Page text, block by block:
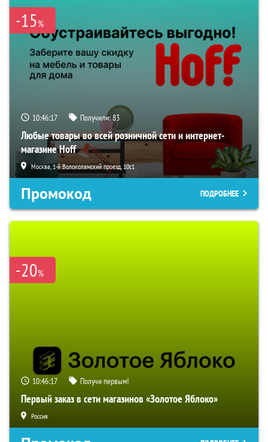
-15%
10:46:16 Получили:83
Любые товары во всей розничной сети и интернет-
магазине Hoff
Москва, 1-й Волоколамский проезд, 10с1
Промокод ПОДРОБНЕЕ
-20%
10:46:16 Получи первым!
Первый заказ в сети магазинов «Золотое Яблоко»
Россия